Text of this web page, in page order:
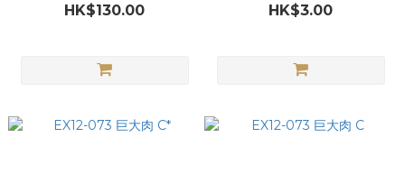
HK$130.00 HK$3.00